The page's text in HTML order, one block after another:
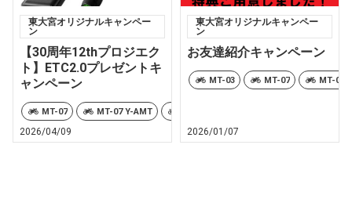
東大宮オリジナルキャンペー
ン
【30周年12thプロジエク
ト】ETC2.0プレゼントキ
ャンペーン
MT-07 MT-07 Y-AMT
2026/04/09
東大宮オリジナルキャンペー
ン
お友達紹介キャンペーン
MT-03 MT-07 MT-07
2026/01/07